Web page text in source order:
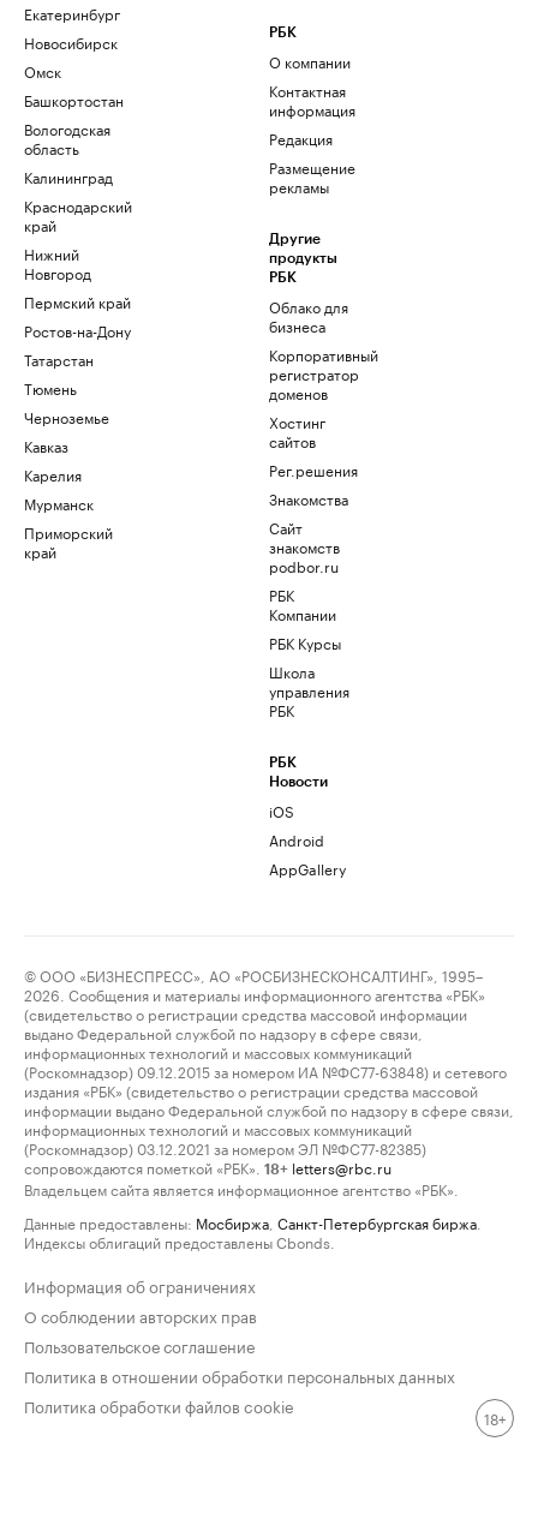
Екатеринбург
Новосибирск
Омск
Башкортостан
Вологодская
область
Калининград
Краснодарский
край
Нижний
Новгород
Пермский край
Ростов-на-Дону
Татарстан
Тюмень
Черноземье
Кавказ
Карелия
Мурманск
Приморский
край
РБК
О компании
Контактная
информация
Редакция
Размещение
рекламы
Другие
продукты
РБК
Облако для
бизнеса
Корпоративный
регистратор
доменов
Хостинг
сайтов
Рег.решения
Знакомства
Сайт
знакомств
podbor.ru
РБК
Компании
РБК Курсы
Школа
управления
РБК
РБК
Новости
iOS
Android
AppGallery
© ООО «БИЗНЕСПРЕСС», АО «РОСБИЗНЕСКОНСАЛТИНГ», 1995–
2026. Сообщения и материалы информационного агентства «РБК»
(свидетельство о регистрации средства массовой информации
выдано Федеральной службой по надзору в сфере связи,
информационных технологий и массовых коммуникаций
(Роскомнадзор) 09.12.2015 за номером ИА №ФС77-63848) и сетевого
издания «РБК» (свидетельство о регистрации средства массовой
информации выдано Федеральной службой по надзору в сфере связи,
информационных технологий и массовых коммуникаций
(Роскомнадзор) 03.12.2021 за номером ЭЛ №ФС77-82385)
сопровождаются пометкой «РБК».
18+ letters@rbc.ru
Владельцем сайта является информационное агентство «РБК».
Данные предоставлены: Мосбиржа Санкт-Петербургская биржа
Индексы облигаций предоставлены Cbonds.
Информация об ограничениях
О соблюдении авторских прав
Пользовательское соглашение
Политика в отношении обработки персональных данных
Политика обработки файлов cookie
18+